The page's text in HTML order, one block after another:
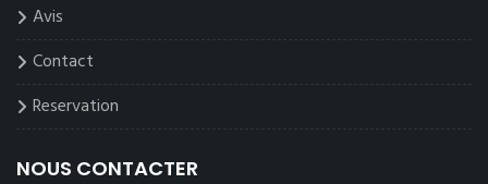
Avis
Contact
Reservation
NOUS CONTACTER